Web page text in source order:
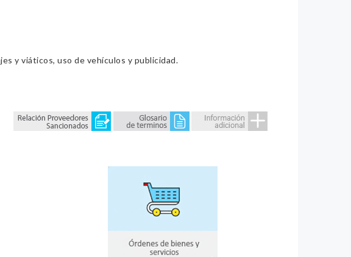
y viáticos, uso de vehículos y publicidad.